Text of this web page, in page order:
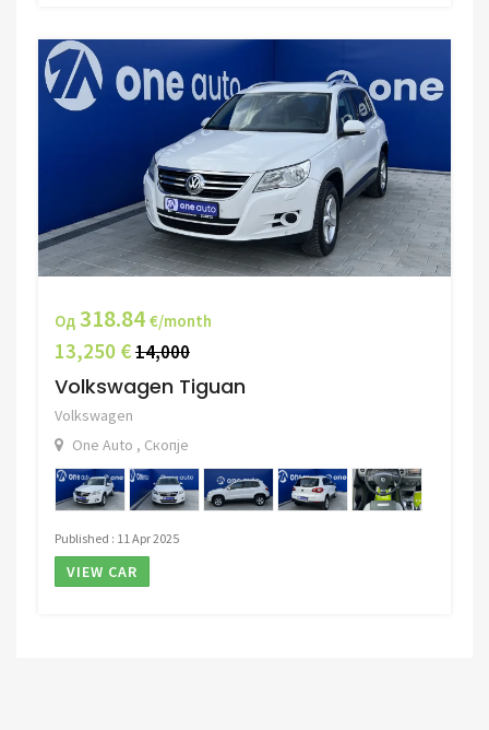
Од 318.84 €/month
13,250 €14,000
Volkswagen Tiguan
Volkswagen
One Auto , Скопје
Published : 11 Apr 2025
VIEW CAR